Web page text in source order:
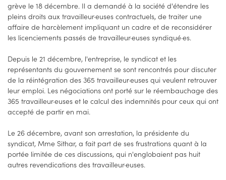
grève le 18 décembre. Il a demandé à la société d'étendre les
pleins droits aux travailleur·euses contractuels, de traiter une
affaire de harcèlement impliquant un cadre et de reconsidérer
les licenciements passés de travailleur·euses syndiqué·es.
Depuis le 21 décembre, l'entreprise, le syndicat et les
représentants du gouvernement se sont rencontrés pour discuter
de la réintégration des 365 travailleur·euses qui veulent retrouver
leur emploi. Les négociations ont porté sur le réembauchage des
365 travailleur·euses et le calcul des indemnités pour ceux qui ont
accepté de partir en mai.
Le 26 décembre, avant son arrestation, la présidente du
syndicat, Mme Sithar, a fait part de ses frustrations quant à la
portée limitée de ces discussions, qui n'englobaient pas huit
autres revendications des travailleur·euses.